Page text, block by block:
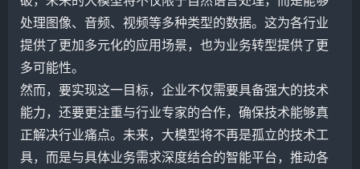
处理图像、音频、视频等多种类型的数据。这为各行业
提供了更加多元化的应用场景，也为业务转型提供了更
多可能性。
然而，要实现这一目标，企业不仅需要具备强大的技术
能力，还要更注重与行业专家的合作，确保技术能够真
正解决行业痛点。未来，大模型将不再是孤立的技术工
具，而是与具体业务需求深度结合的智能平台，推动各